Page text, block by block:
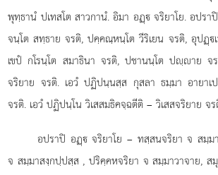
พุทฺธานํ ปเทสโต สาวกานํ. อิมา อฏฺ จริยาโย. อปร
จนฺโต สทฺธาย จรติ, ปคฺคณฺหนฺโต วีริเยน จรติ, อุปฏฺ
เขปํ กโรนฺโต สมาธินา จรติ, ปชานนฺโต ปฺาย
จริยาย จรติ. เอวํ ปฏิปนฺนสฺส กุสลา ธมฺมา อายาเ
จรติ. เอวํ ปฏิปนฺโน วิเสสมธิคจฺฉตีติ – วิเสสจริยาย จ
อปราปิ อฏฺ จริยาโย – ทสฺสนจริยา จ สมฺม
จ สมฺมาสงฺกปฺปสฺส, ปริคฺคหจริยา จ สมฺมาวาจาย, ส